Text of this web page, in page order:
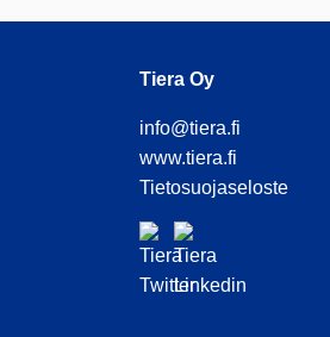
Tiera Oy
info@tiera.fi
www.tiera.fi
Tietosuojaseloste